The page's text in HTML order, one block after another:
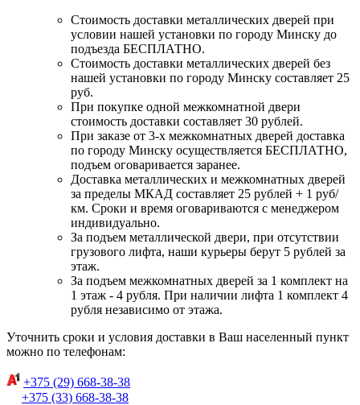
Стоимость доставки металлических дверей при
условии нашей установки по городу Минску до
подъезда БЕСПЛАТНО.
Стоимость доставки металлических дверей без
нашей установки по городу Минску составляет 25
руб.
При покупке одной межкомнатной двери
стоимость доставки составляет 30 рублей.
При заказе от 3-х межкомнатных дверей доставка
по городу Минску осуществляется БЕСПЛАТНО,
подъем оговаривается заранее.
Доставка металлических и межкомнатных дверей
за пределы МКАД составляет 25 рублей + 1 руб/
км. Сроки и время оговариваются с менеджером
индивидуально.
За подъем металлической двери, при отсутствии
грузового лифта, наши курьеры берут 5 рублей за
этаж.
За подъем межкомнатных дверей за 1 комплект на
1 этаж - 4 рубля. При наличии лифта 1 комплект 4
рубля независимо от этажа.
Уточнить сроки и условия доставки в Ваш населенный пункт
можно по телефонам:
+375 (29) 668-38-38
+375 (33) 668-38-38